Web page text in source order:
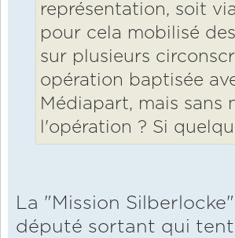
représentation, soit
pour cela mobilisé
sur plusieurs
opération baptisée
Médiapart, mais sans
l'opération ? Si
La "Mission
député sortant qui